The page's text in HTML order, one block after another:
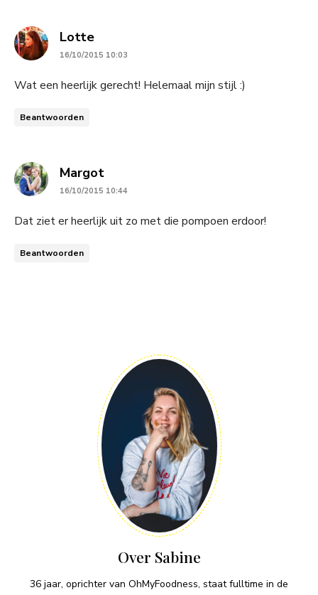
Lottesays:
16/10/2015 10:03
Wat een heerlijk gerecht! Helemaal mijn stijl :)
Beantwoorden
Margotsays:
16/10/2015 10:44
Dat ziet er heerlijk uit zo met die pompoen erdoor!
Beantwoorden
Over Sabine
36 jaar, oprichter van OhMyFoodness, staat fulltime in de